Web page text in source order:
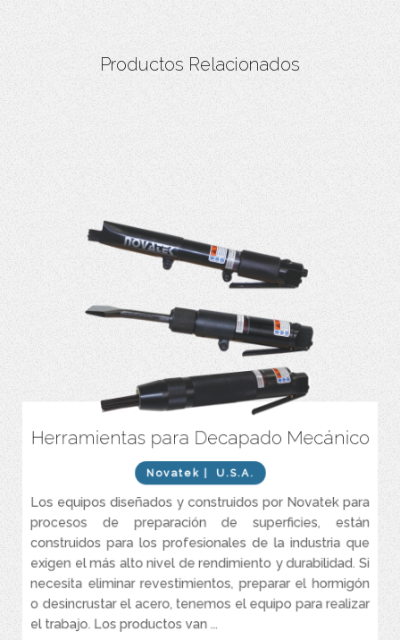
Productos Relacionados
Herramientas para Decapado Mecánico
Novatek | U.S.A.
Los equipos diseñados y construidos por Novatek para
procesos de preparación de superficies, están
construidos para los profesionales de la industria que
exigen el más alto nivel de rendimiento y durabilidad. Si
necesita eliminar revestimientos, preparar el hormigón
o desincrustar el acero, tenemos el equipo para realizar
el trabajo. Los productos van ...
Pequeños y compactos
Máximo rendimiento
Bajo consumo de aire
Escariadores con punta tipo cincel o aguja